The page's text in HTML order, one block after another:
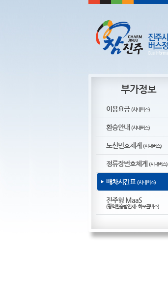
부가정보
이용요금(시내버스)
환승안내 (시내버스)
노선번호체계 (시내버스)
정류장번호체계 (시내버스)
배차시간표 (시내버스)
진주형 MaaS
(광역환승할인제 · 하모콜버스)